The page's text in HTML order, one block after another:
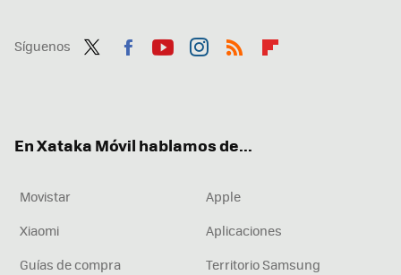
Síguenos
En Xataka Móvil hablamos de...
Movistar
Apple
Xiaomi
Aplicaciones
Guías de compra
Territorio Samsung